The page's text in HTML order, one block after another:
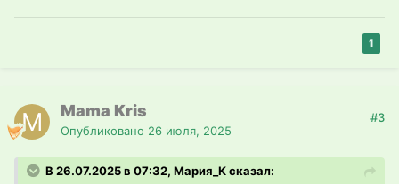
1
Mama Kris
Опубликовано 26 июля, 2025
#3
В 26.07.2025 в 07:32, Мария_К сказал: